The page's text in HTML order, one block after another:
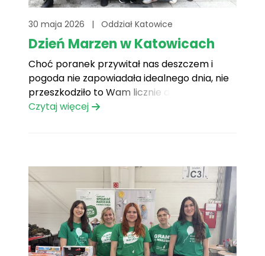
30 maja 2026 | Oddział Katowice
Dzień Marzen w Katowicach
Choć poranek przywitał nas deszczem i
pogoda nie zapowiadała idealnego dnia, nie
przeszkodziło to Wam licznie do nas
dołączyć. Dzięki Wam Dzień Marzeń w
profilaktyce zdrowotnej oraz nauce poprzez
doświadczenie i zabawę. Cieszymy się, że[...]
Czytaj więcej